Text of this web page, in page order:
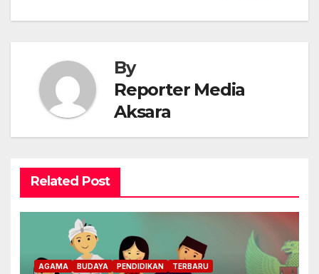
By
Reporter Media
Aksara
Related Post
AGAMA BUDAYA PENDIDIKAN TERBARU